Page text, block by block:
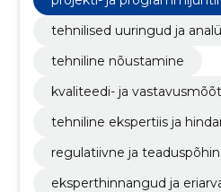
es
tehnilised uuringud ja
tehniline nõustamine
kvaliteedi- ja
tehniline ekspertiis ja
regulatiivne ja
eksperthinnangud ja